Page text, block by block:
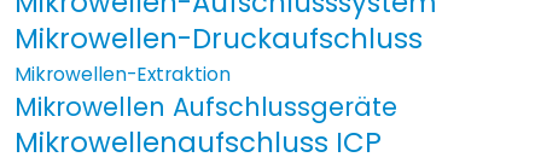
Mikrowellen-Druckaufschluss
Mikrowellen-Extraktion
Mikrowellen Aufschlussgeräte
Mikrowellenaufschluss ICP